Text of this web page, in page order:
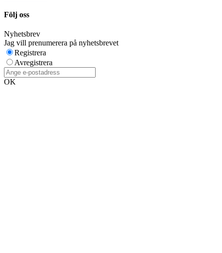
Följ oss
Nyhetsbrev
Jag vill prenumerera på nyhetsbrevet
Registrera
Avregistrera
OK